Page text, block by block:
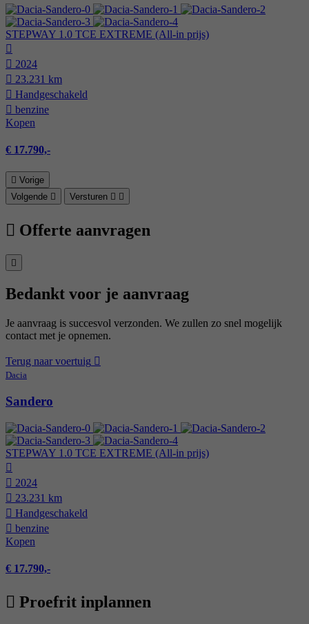
STEPWAY 1.0 TCE EXTREME (All-in prijs)
2024
23.231 km
Hand­geschakeld
benzine
Kopen
€ 17.790,-
Vorige
Volgende
Versturen
Offerte aanvragen
Bedankt voor je aanvraag
Je aanvraag is succesvol verzonden. We zullen zo snel mogelijk
contact met je opnemen.
Terug naar voertuig
Dacia
Sandero
STEPWAY 1.0 TCE EXTREME (All-in prijs)
2024
23.231 km
Hand­geschakeld
benzine
Kopen
€ 17.790,-
Proefrit inplannen